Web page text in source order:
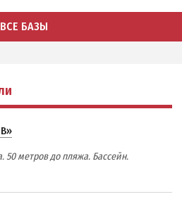
парк
ВСЕ БАЗЫ
50 метров до пляжа. Бассейн.